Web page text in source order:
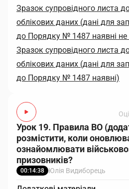
Зразок супровідного листа
облікових даних (дані для
до Порядку № 1487 наявні не
Зразок супровідного листа
облікових даних (дані для
до Порядку № 1487 наявні)
Урок 19. Правила ВО
розмістити, коли
ознайомлювати
призовників?
00:14:38 Юлія Видиборець